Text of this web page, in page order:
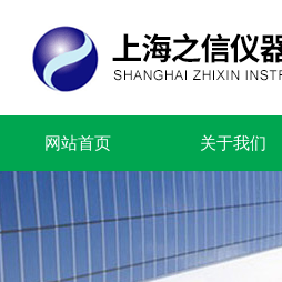
网站首页 关于我们